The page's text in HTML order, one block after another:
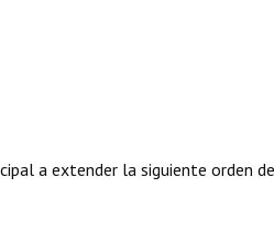
a extender la siguiente orden